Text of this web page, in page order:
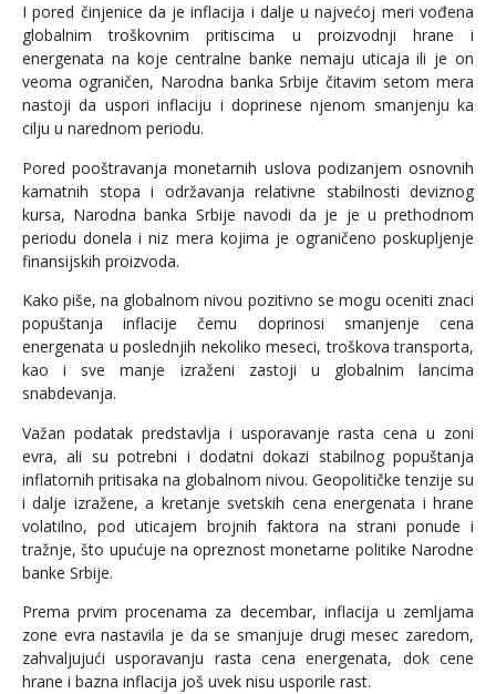
I pored činjenice da je inflacija i dalje u najvećoj meri vođena
globalnim troškovnim pritiscima u proizvodnji hrane i
energenata na koje centralne banke nemaju uticaja ili je on
veoma ograničen, Narodna banka Srbije čitavim setom mera
nastoji da uspori inflaciju i doprinese njenom smanjenju ka
cilju u narednom periodu.
Pored pooštravanja monetarnih uslova podizanjem osnovnih
kamatnih stopa i održavanja relativne stabilnosti deviznog
kursa, Narodna banka Srbije navodi da je je u prethodnom
periodu donela i niz mera kojima je ograničeno poskupljenje
finansijskih proizvoda.
Kako piše, na globalnom nivou pozitivno se mogu oceniti znaci
popuštanja inflacije čemu doprinosi smanjenje cena
energenata u poslednjih nekoliko meseci, troškova transporta,
kao i sve manje izraženi zastoji u globalnim lancima
snabdevanja.
Važan podatak predstavlja i usporavanje rasta cena u zoni
evra, ali su potrebni i dodatni dokazi stabilnog popuštanja
inflatornih pritisaka na globalnom nivou. Geopolitičke tenzije su
i dalje izražene, a kretanje svetskih cena energenata i hrane
volatilno, pod uticajem brojnih faktora na strani ponude i
tražnje, što upućuje na opreznost monetarne politike Narodne
banke Srbije.
Prema prvim procenama za decembar, inflacija u zemljama
zone evra nastavila je da se smanjuje drugi mesec zaredom,
zahvaljujući usporavanju rasta cena energenata, dok cene
hrane i bazna inflacija još uvek nisu usporile rast.